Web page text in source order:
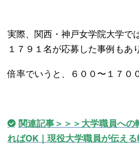
実際、関西・神戸女学院大学で
１７９１名が応募した事例もあ
倍率でいうと、６００〜１７０
関連記事＞＞＞大学職員への
ればOK｜現役大学職員が伝える